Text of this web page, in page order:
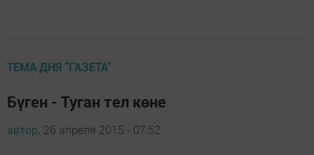
ТЕМА ДНЯ "ГАЗЕТА"
Бүген - Туган тел көне
автор, 26 апреля 2015 - 07:52